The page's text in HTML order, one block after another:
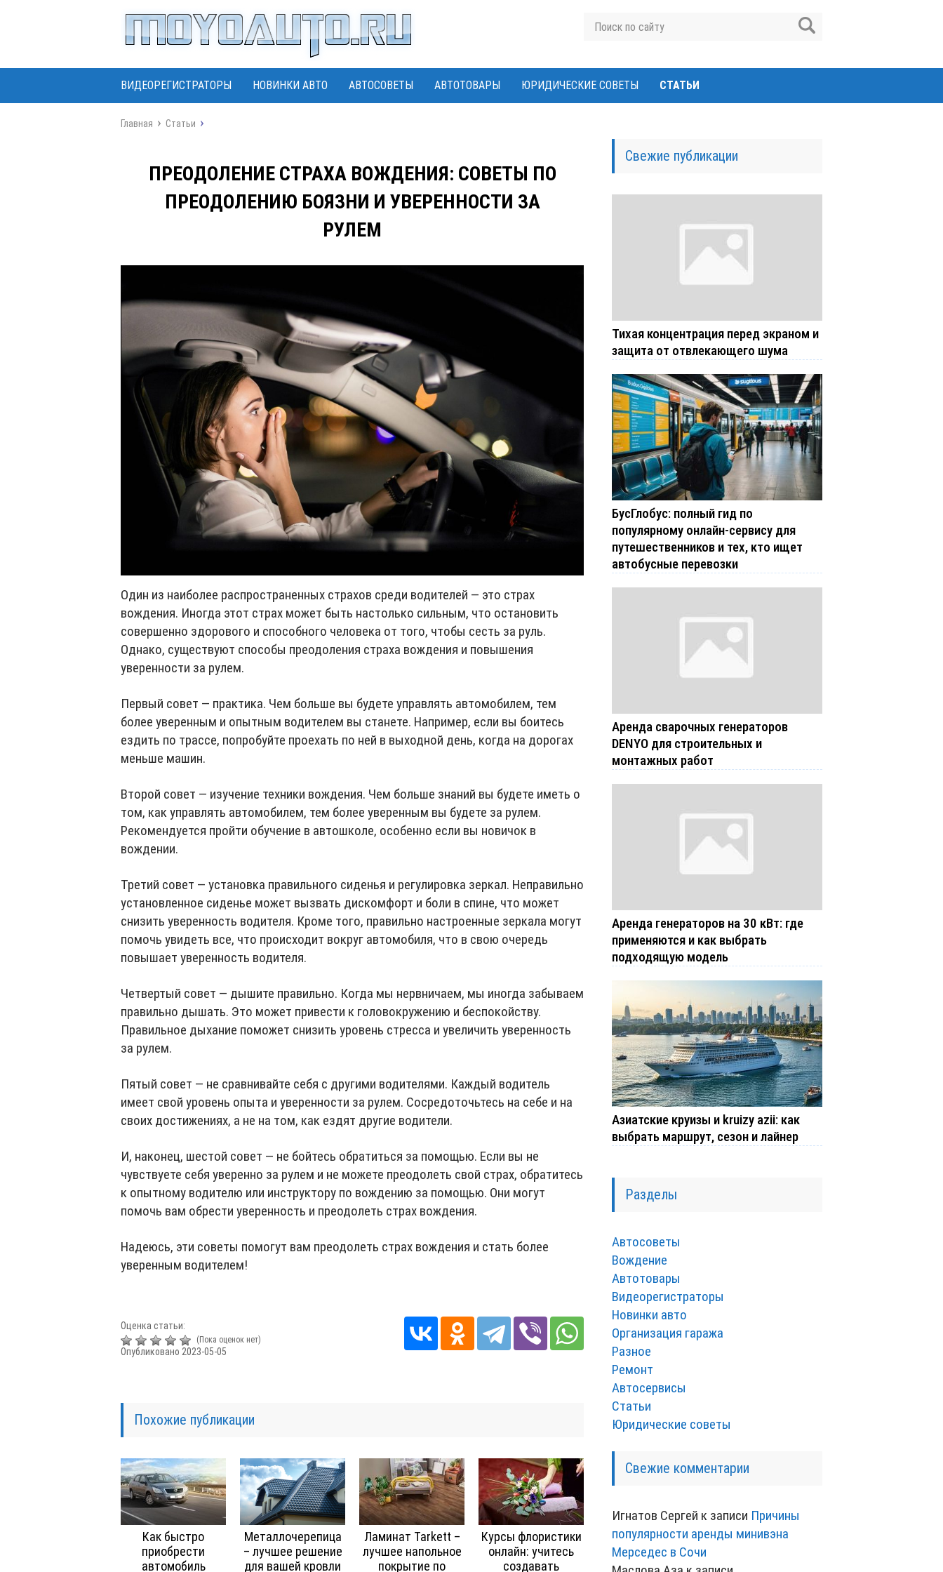
ВИДЕОРЕГИСТРАТОРЫ НОВИНКИ АВТО АВТОСОВЕТЫ АВТОТОВАРЫ ЮРИДИЧЕСКИЕ СОВЕТЫ СТАТЬИ
Главная Статьи
ПРЕОДОЛЕНИЕ СТРАХА ВОЖДЕНИЯ: СОВЕТЫ ПО
ПРЕОДОЛЕНИЮ БОЯЗНИ И УВЕРЕННОСТИ ЗА
РУЛЕМ
Один из наиболее распространенных страхов среди водителей — это страх
вождения. Иногда этот страх может быть настолько сильным, что остановить
совершенно здорового и способного человека от того, чтобы сесть за руль.
Однако, существуют способы преодоления страха вождения и повышения
уверенности за рулем.
Первый совет — практика. Чем больше вы будете управлять автомобилем, тем
более уверенным и опытным водителем вы станете. Например, если вы боитесь
ездить по трассе, попробуйте проехать по ней в выходной день, когда на дорогах
меньше машин.
Второй совет — изучение техники вождения. Чем больше знаний вы будете иметь о
том, как управлять автомобилем, тем более уверенным вы будете за рулем.
Рекомендуется пройти обучение в автошколе, особенно если вы новичок в
вождении.
Третий совет — установка правильного сиденья и регулировка зеркал. Неправильно
установленное сиденье может вызвать дискомфорт и боли в спине, что может
снизить уверенность водителя. Кроме того, правильно настроенные зеркала могут
помочь увидеть все, что происходит вокруг автомобиля, что в свою очередь
повышает уверенность водителя.
Четвертый совет — дышите правильно. Когда мы нервничаем, мы иногда забываем
правильно дышать. Это может привести к головокружению и беспокойству.
Правильное дыхание поможет снизить уровень стресса и увеличить уверенность
за рулем.
Пятый совет — не сравнивайте себя с другими водителями. Каждый водитель
имеет свой уровень опыта и уверенности за рулем. Сосредоточьтесь на себе и на
своих достижениях, а не на том, как ездят другие водители.
И, наконец, шестой совет — не бойтесь обратиться за помощью. Если вы не
чувствуете себя уверенно за рулем и не можете преодолеть свой страх, обратитесь
к опытному водителю или инструктору по вождению за помощью. Они могут
помочь вам обрести уверенность и преодолеть страх вождения.
Надеюсь, эти советы помогут вам преодолеть страх вождения и стать более
уверенным водителем!
Оценка статьи:
(Пока оценок нет)
Опубликовано 2023-05-05
Похожие публикации
Как быстро
приобрести
автомобиль
Металлочерепица
– лучшее решение
для вашей кровли
Ламинат Tarkett –
лучшее напольное
покрытие по
Курсы флористики
онлайн: учитесь
создавать
Свежие публикации
Тихая концентрация перед экраном и
защита от отвлекающего шума
БусГлобус: полный гид по
популярному онлайн-сервису для
путешественников и тех, кто ищет
автобусные перевозки
Аренда сварочных генераторов
DENYO для строительных и
монтажных работ
Аренда генераторов на 30 кВт: где
применяются и как выбрать
подходящую модель
Азиатские круизы и kruizy azii: как
выбрать маршрут, сезон и лайнер
Разделы
Автосоветы
Вождение
Автотовары
Видеорегистраторы
Новинки авто
Организация гаража
Разное
Ремонт
Автосервисы
Статьи
Юридические советы
Свежие комментарии
Игнатов Сергей к записи Причины
популярности аренды минивэна
Мерседес в Сочи